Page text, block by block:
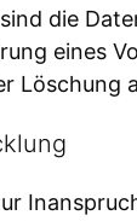
die
eines
Löschung